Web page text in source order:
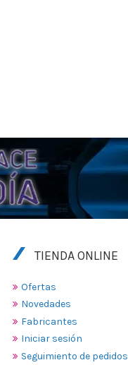
TIENDA ONLINE
Ofertas
Novedades
Fabricantes
Iniciar sesión
Seguimiento de pedidos